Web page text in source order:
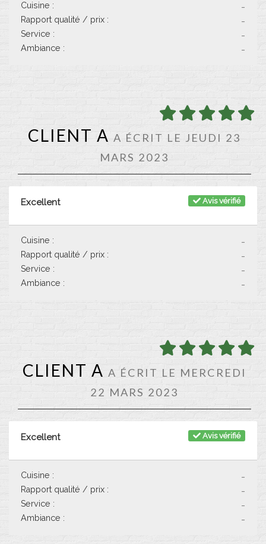
-
Cuisine :
-
Rapport qualité / prix :
-
Service :
-
Ambiance :
CLIENT A A ÉCRIT LE JEUDI 23
MARS 2023
Avis vérifié
Excellent
-
Cuisine :
-
Rapport qualité / prix :
-
Service :
-
Ambiance :
CLIENT A A ÉCRIT LE MERCREDI
22 MARS 2023
Avis vérifié
Excellent
-
Cuisine :
-
Rapport qualité / prix :
-
Service :
-
Ambiance :